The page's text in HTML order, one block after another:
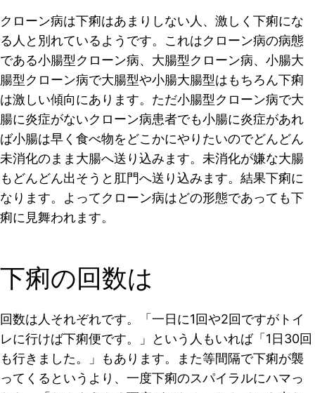
クローン病は下痢はあまりしない人、激しく下痢にな
る人と別れているようです。これはクローン病の病態
である小腸型クローン病、大腸型クローン病、小腸大
腸型クローン病で大腸型や小腸大腸型はもちろん下痢
は激しい傾向にあります。ただ小腸型クローン病で大
腸に炎症がないクローン病患者でも小腸に炎症があれ
ば小腸は早く食べ物をどこかにやりたいのでどんどん
未消化のまま大腸へ送り込みます。未消化が嫌な大腸
もどんどん出そうと肛門へ送り込みます。結果下痢に
なります。よってクローン病はどの形態であっても下
痢に見舞われます。
下痢の回数は
回数は人それぞれです。「 一日に1回や2回ですがトイ
レに行けば下痢便です。」という人もいれば「 1日30回
も行きました。
」もあります。また等間隔で下痢が襲
ってくるというより、一度下痢のスパイラルにハマっ